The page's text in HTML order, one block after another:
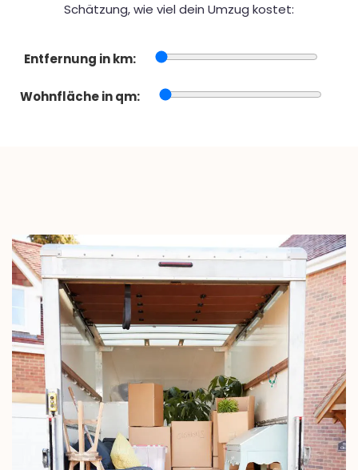
Schätzung, wie viel dein Umzug kostet:
Entfernung in km:
Wohnfläche in qm: